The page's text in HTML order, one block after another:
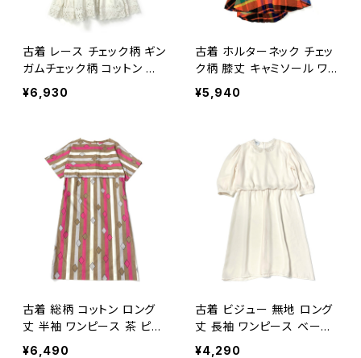
古着 レース チェック柄 ギン
ガムチェック柄 コットン 膝
丈 キャミソール エプロン ワ
ンピース 青 (oa260704
¥6,930
古着 ホルターネック チェッ
ク柄 膝丈 キャミソール ワン
ピース オレンジ (oa2607
043)
¥5,940
古着 総柄 コットン ロング
丈 半袖 ワンピース 茶 ピン
ク (oa2607040)
¥6,490
古着 ビジュー 無地 ロング
丈 長袖 ワンピース ベージ
ュ (oa2607041)
¥4,290